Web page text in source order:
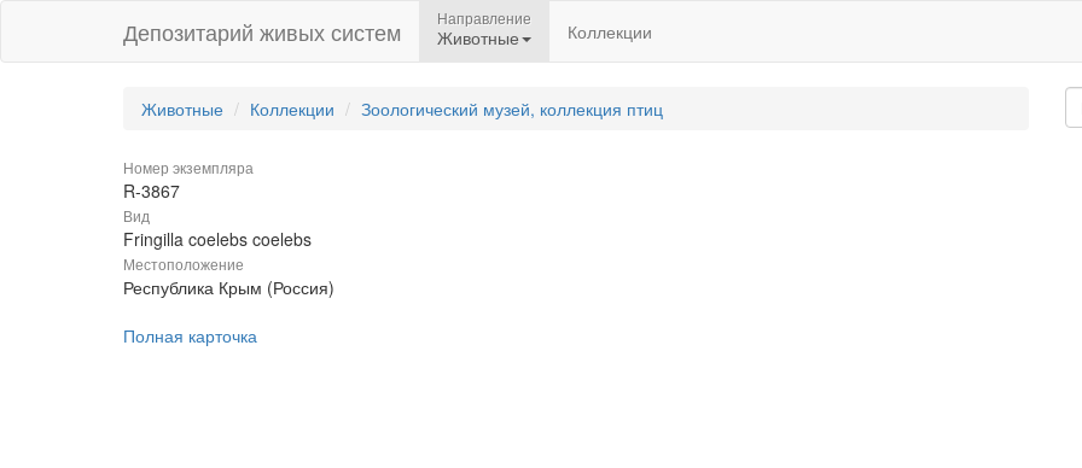
Депозитарий живых систем Направление
Животные Коллекции
Животные Коллекции Зоологический музей, коллекция птиц
Номер экземпляра
R-3867
Вид
Fringilla coelebs coelebs
Местоположение
Республика Крым (Россия)
Полная карточка